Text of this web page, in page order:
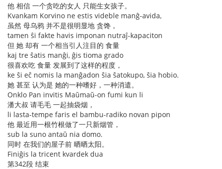
他 相信 一个贪吃的女人 只能生女孩子。
Kvankam Korvino ne estis videble manĝ-avida,
虽然 母乌鸦 并不是很明显地 贪馋，
tamen ŝi fakte havis imponan nutraĵ-kapaciton
但 她 却有 一个相当引人注目的 食量
kaj tre ŝatis manĝi, ĝis tioma grado
很喜欢吃 食量 发展到了这样的程度，
ke ŝi eĉ nomis la manĝadon ŝia ŝatokupo, ŝia hobio.
她 甚至 认为是 她的一种嗜好，一种消遣。
Onklo Pan invitis Maŭmaŭ-on fumi kun li
潘大叔 请毛毛 一起抽袋烟，
li lasta-tempe faris el bambu-radiko novan pipon
他 最近用一根竹根做了一只新烟管，
sub la suno antaŭ nia domo.
同时 在我们的屋子前 晒晒太阳。
Finiĝis la tricent kvardek dua
第342段 结束